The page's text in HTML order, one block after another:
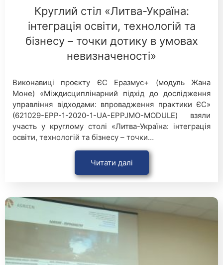
Круглий стіл «Литва-Україна:
інтеграція освіти, технологій та
бізнесу – точки дотику в умовах
невизначеності»
Виконавиці проєкту ЄС Еразмус+ (модуль Жана
Моне) «Міждисциплінарний підхід до дослідження
управління відходами: впровадження практики ЄС»
(621029-EPP-1-2020-1-UA-EPPJMO-MODULE) взяли
участь у круглому столі «Литва-Україна: інтеграція
освіти, технологій та бізнесу – точки…
Читати далі